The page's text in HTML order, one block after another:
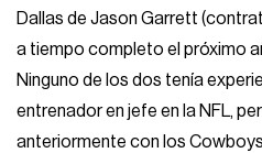
Dallas de Jason Garrett
a tiempo completo el próximo
Ninguno de los dos tenía
entrenador en jefe en la NFL,
anteriormente con los